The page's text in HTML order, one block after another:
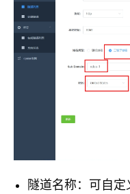
隧道名称：可自